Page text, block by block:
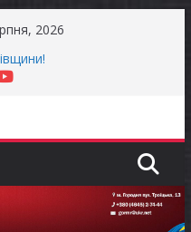
2026
уже можуть
за товари, придбані
Ради України з
опитування щодо
інвалідністю на працю